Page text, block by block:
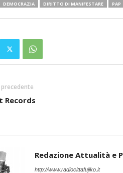
DEMOCRAZIA DIRITTO DI MANIFESTARE PAP
Records
Redazione Attualità e
http://www.radiocittafujiko.it